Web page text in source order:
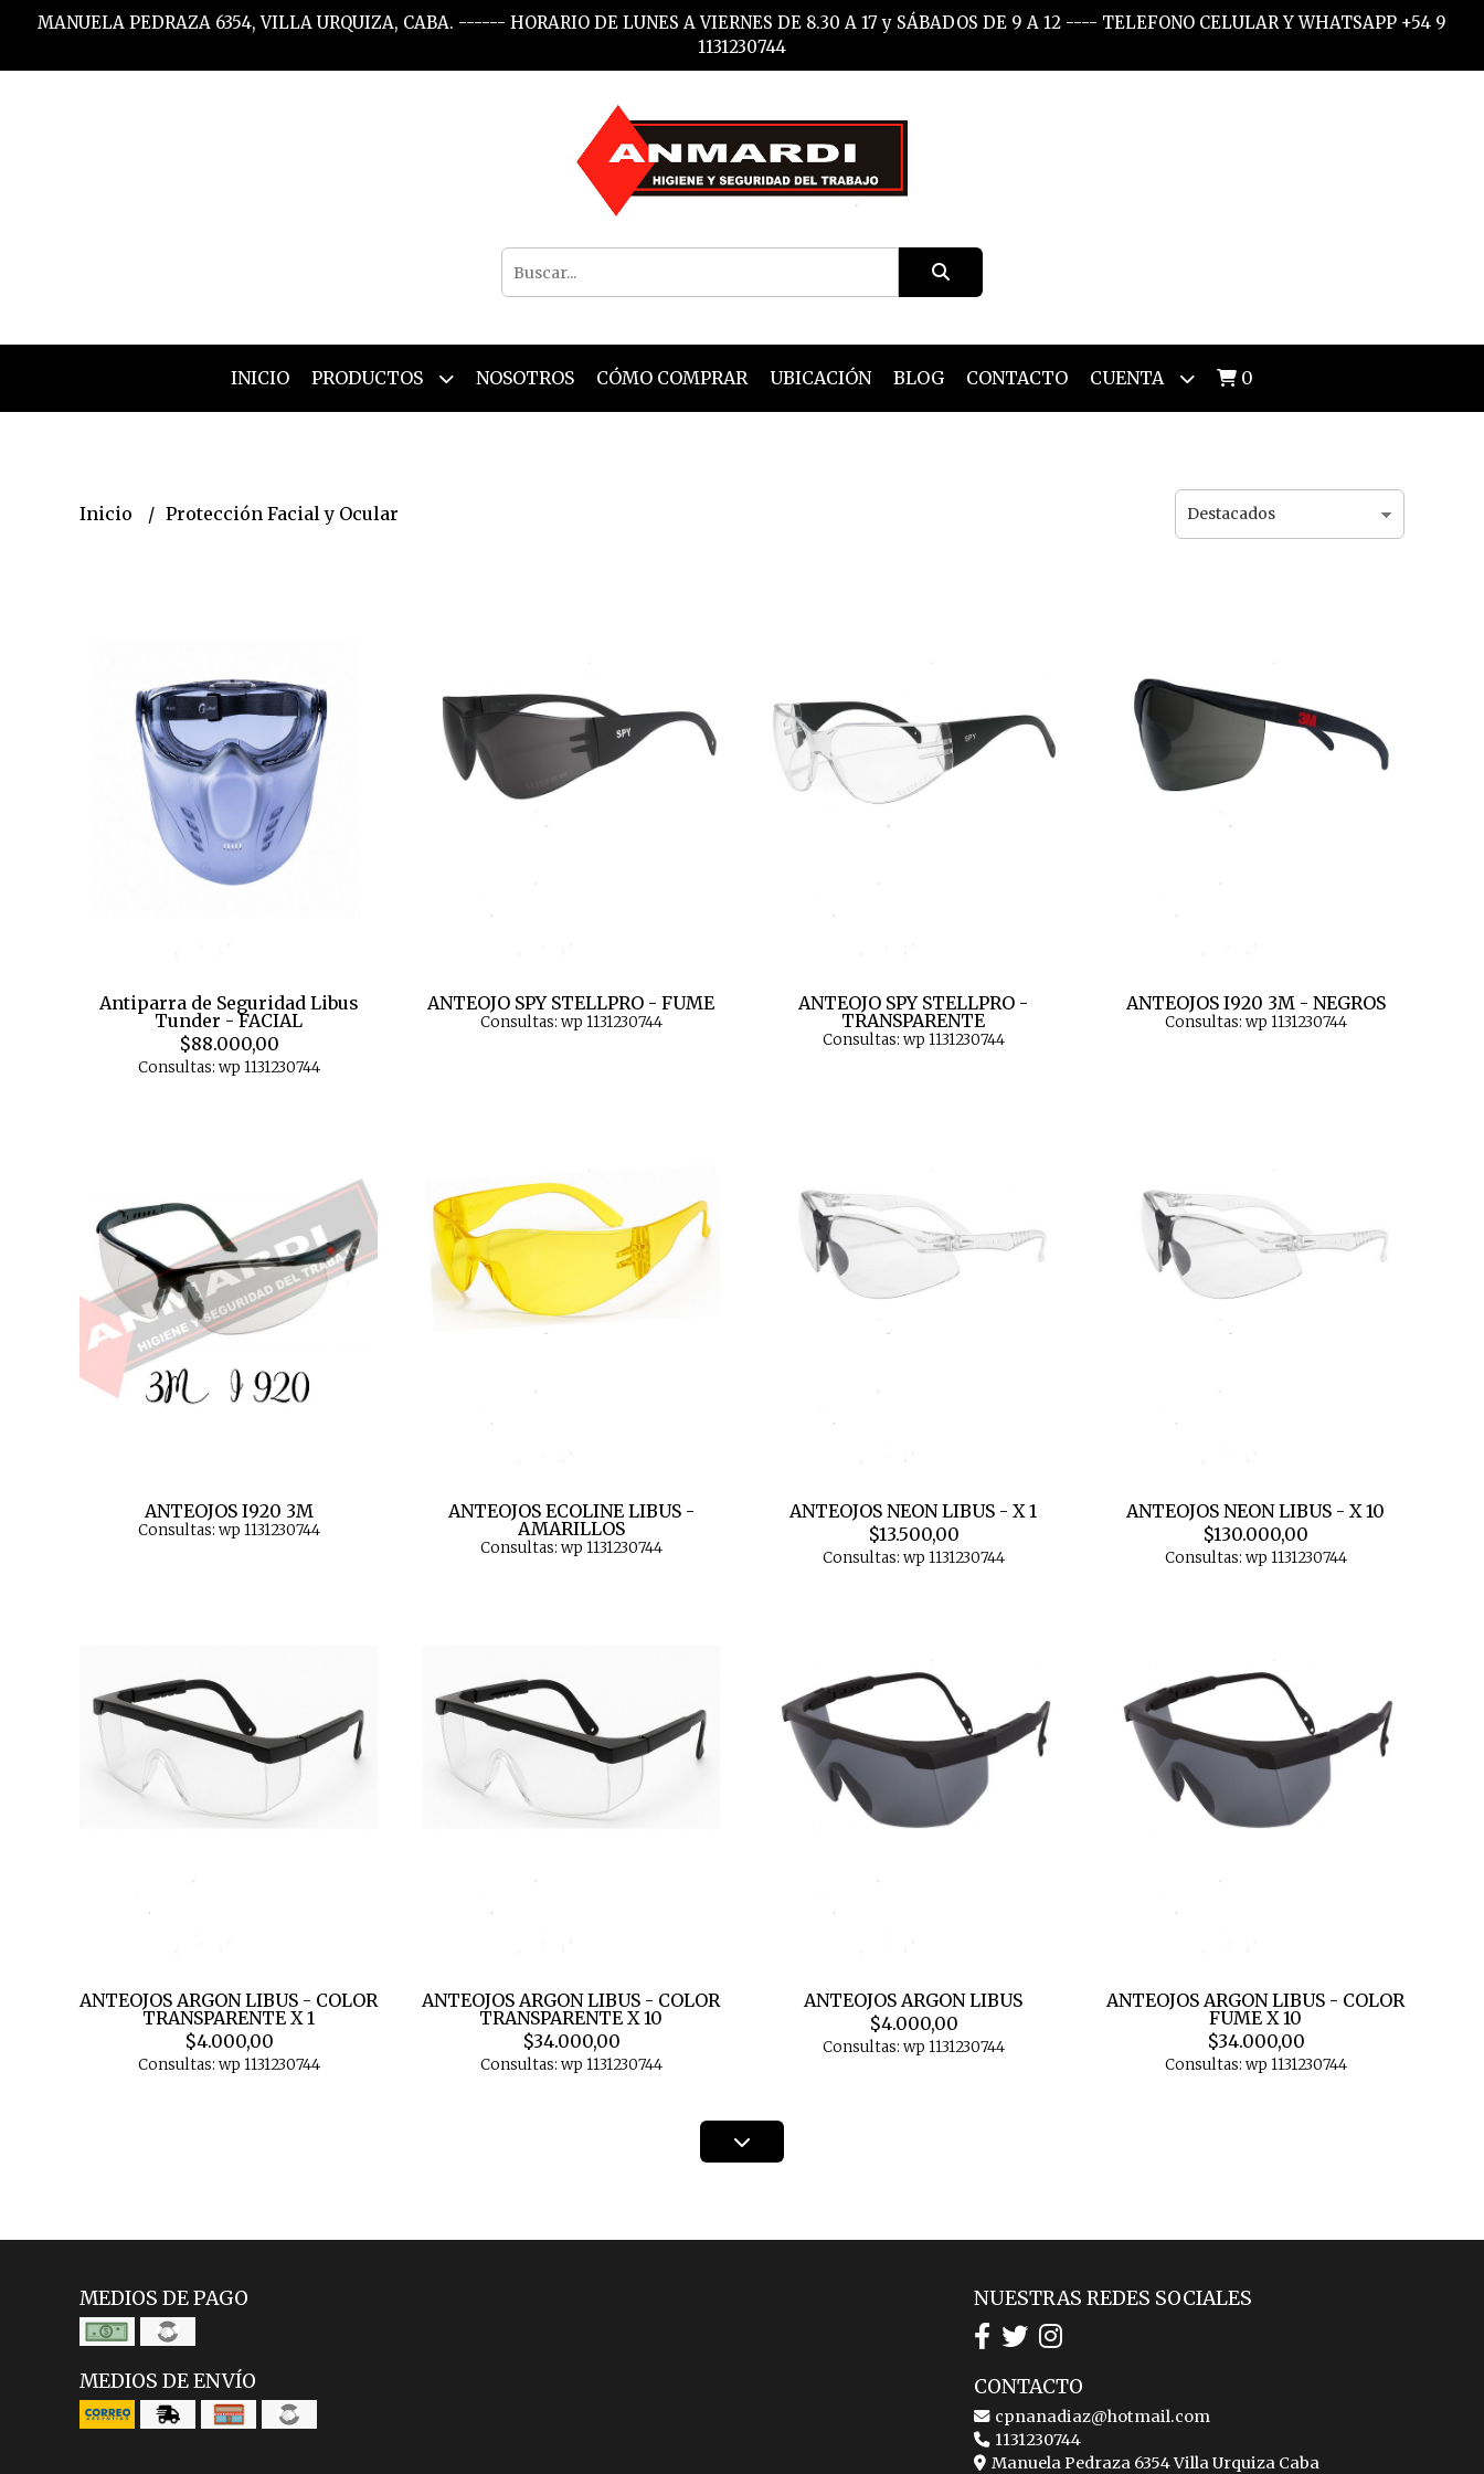
MANUELA PEDRAZA 6354, VILLA URQUIZA, CABA. ------ HORARIO DE LUNES A VIERNES DE 8.30 A 17 y SÁBADOS DE 9 A 12 ---- TELEFONO CELULAR Y WHATSAPP +54 9
1131230744
INICIO PRODUCTOS NOSOTROS CÓMO COMPRAR UBICACIÓN BLOG CONTACTO CUENTA 0
Inicio Protección Facial y Ocular
Antiparra de Seguridad Libus
Tunder - FACIAL
$88.000,00
Consultas: wp 1131230744
ANTEOJO SPY STELLPRO - FUME
Consultas: wp 1131230744
ANTEOJO SPY STELLPRO -
TRANSPARENTE
Consultas: wp 1131230744
ANTEOJOS I920 3M - NEGROS
Consultas: wp 1131230744
ANTEOJOS I920 3M
Consultas: wp 1131230744
ANTEOJOS ECOLINE LIBUS -
AMARILLOS
Consultas: wp 1131230744
ANTEOJOS NEON LIBUS - X 1
$13.500,00
Consultas: wp 1131230744
ANTEOJOS NEON LIBUS - X 10
$130.000,00
Consultas: wp 1131230744
ANTEOJOS ARGON LIBUS - COLOR
TRANSPARENTE X 1
$4.000,00
Consultas: wp 1131230744
ANTEOJOS ARGON LIBUS - COLOR
TRANSPARENTE X 10
$34.000,00
Consultas: wp 1131230744
ANTEOJOS ARGON LIBUS
$4.000,00
Consultas: wp 1131230744
ANTEOJOS ARGON LIBUS - COLOR
FUME X 10
$34.000,00
Consultas: wp 1131230744
MEDIOS DE PAGO
MEDIOS DE ENVÍO
NUESTRAS REDES SOCIALES
CONTACTO
cpnanadiaz@hotmail.com
1131230744
Manuela Pedraza 6354 Villa Urquiza Caba